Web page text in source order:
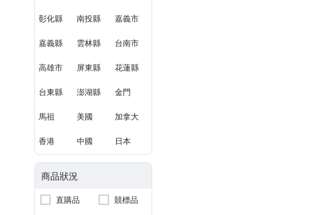
彰化縣 南投縣 嘉義市
嘉義縣 雲林縣 台南市
高雄市 屏東縣 花蓮縣
台東縣 澎湖縣 金門
馬祖 美國 加拿大
香港 中國 日本
商品狀況
直購品
競標品